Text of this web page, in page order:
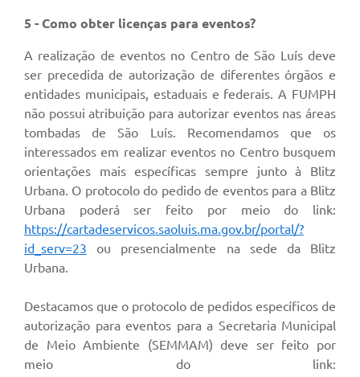
5 - Como obter licenças para eventos?
A realização de eventos no Centro de São Luís deve
ser precedida de autorização de diferentes órgãos e
entidades municipais, estaduais e federais. A FUMPH
não possui atribuição para autorizar eventos nas áreas
tombadas de São Luís. Recomendamos que os
interessados em realizar eventos no Centro busquem
orientações mais específicas sempre junto à Blitz
Urbana. O protocolo do pedido de eventos para a Blitz
Urbana poderá ser feito por meio do link:
https://cartadeservicos.saoluis.ma.gov.br/portal/?
id_serv=23 ou presencialmente na sede da Blitz
Urbana.
Destacamos que o protocolo de pedidos específicos de
autorização para eventos para a Secretaria Municipal
de Meio Ambiente (SEMMAM) deve ser feito por
meio do link: